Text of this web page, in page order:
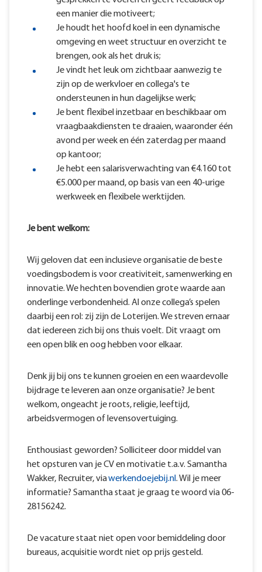
een manier die motiveert;
Je houdt het hoofd koel in een dynamische
omgeving en weet structuur en overzicht te
brengen, ook als het druk is;
Je vindt het leuk om zichtbaar aanwezig te
zijn op de werkvloer en collega's te
ondersteunen in hun dagelijkse werk;
Je bent flexibel inzetbaar en beschikbaar om
vraagbaakdiensten te draaien, waaronder één
avond per week en één zaterdag per maand
op kantoor;
Je hebt een salarisverwachting van €4.160 tot
€5.000 per maand, op basis van een 40-urige
werkweek en flexibele werktijden.
Je bent welkom:
Wij geloven dat een inclusieve organisatie de beste
voedingsbodem is voor creativiteit, samenwerking en
innovatie. We hechten bovendien grote waarde aan
onderlinge verbondenheid. Al onze collega’s spelen
daarbij een rol: zij zijn de Loterijen. We streven ernaar
dat iedereen zich bij ons thuis voelt. Dit vraagt om
een open blik en oog hebben voor elkaar.
Denk jij bij ons te kunnen groeien en een waardevolle
bijdrage te leveren aan onze organisatie? Je bent
welkom, ongeacht je roots, religie, leeftijd,
arbeidsvermogen of levensovertuiging.
Enthousiast geworden? Solliciteer door middel van
het opsturen van je CV en motivatie t.a.v. Samantha
Wakker, Recruiter, viawerkendoejebij.nl. Wil je meer
informatie? Samantha staat je graag te woord via 06-
28156242.
De vacature staat niet open voor bemiddeling door
bureaus, acquisitie wordt niet op prijs gesteld.